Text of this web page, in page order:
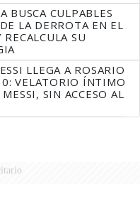
BUSCA CULPABLES
LA DERROTA EN EL
RECALCULA SU
LLEGA A ROSARIO
VELATORIO ÍNTIMO
MESSI, SIN ACCESO AL